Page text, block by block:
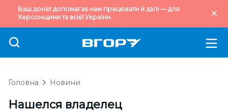
Ваш донат допомагає нам працювати й далі — для
Херсонщини та всієї України.
Головна Новини
Нашелся владелец